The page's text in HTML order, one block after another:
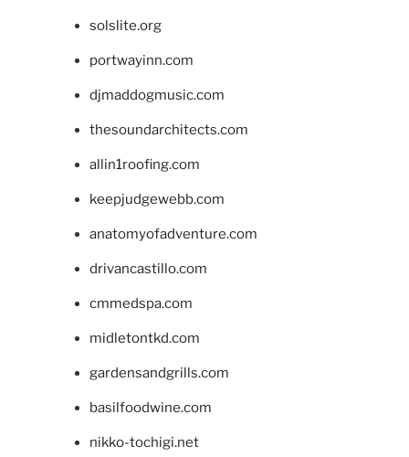
solslite.org
portwayinn.com
djmaddogmusic.com
thesoundarchitects.com
allin1roofing.com
keepjudgewebb.com
anatomyofadventure.com
drivancastillo.com
cmmedspa.com
midletontkd.com
gardensandgrills.com
basilfoodwine.com
nikko-tochigi.net